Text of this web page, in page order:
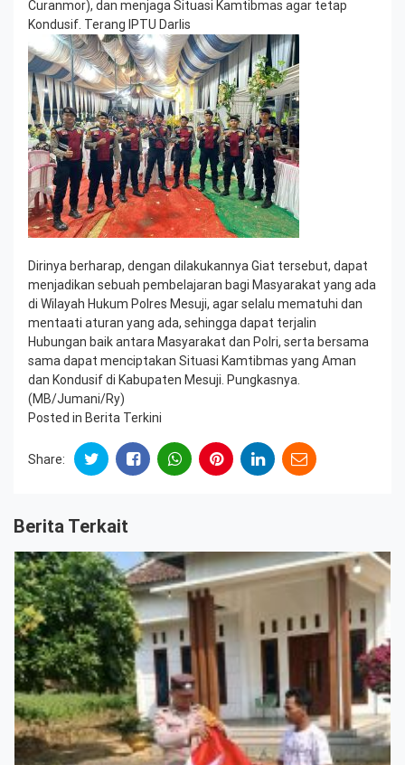
Curanmor), dan menjaga Situasi Kamtibmas agar tetap
Kondusif. Terang IPTU Darlis
Dirinya berharap, dengan dilakukannya Giat tersebut, dapat
menjadikan sebuah pembelajaran bagi Masyarakat yang ada
di Wilayah Hukum Polres Mesuji, agar selalu mematuhi dan
mentaati aturan yang ada, sehingga dapat terjalin
Hubungan baik antara Masyarakat dan Polri, serta bersama
sama dapat menciptakan Situasi Kamtibmas yang Aman
dan Kondusif di Kabupaten Mesuji. Pungkasnya.
(MB/Jumani/Ry)
Posted in Berita Terkini
Share:
Berita Terkait